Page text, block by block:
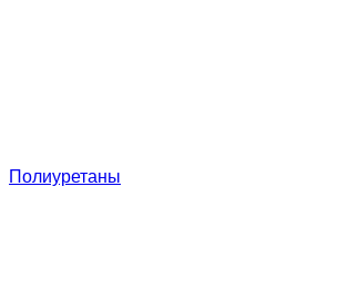
Полиуретаны